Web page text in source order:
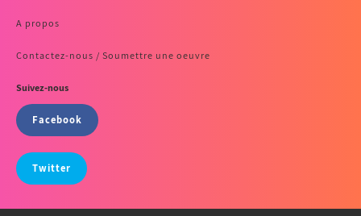
A propos
Contactez-nous / Soumettre une oeuvre
Suivez-nous
Facebook
Twitter